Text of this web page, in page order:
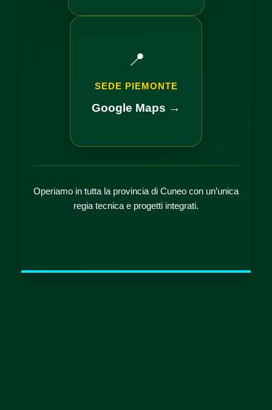
📍
SEDE PIEMONTE
Google Maps →
Operiamo in tutta la provincia di Cuneo con un’unica
regia tecnica e progetti integrati.